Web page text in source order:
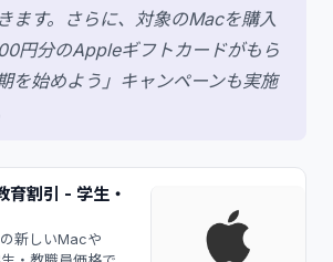
ます。さらに、対象のMacを購入
円分のAppleギフトカードがもら
を始めよう」キャンペーンも実施
割引 - 学生・
新しいMacや